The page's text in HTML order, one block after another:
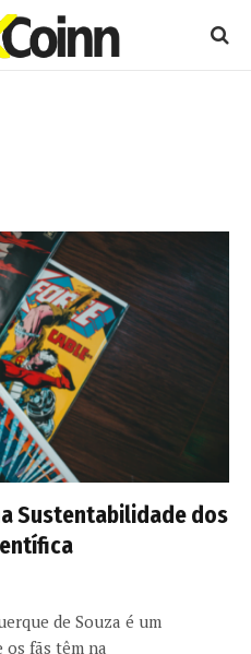
Sustentabilidade dos
de Souza é um
fãs têm na